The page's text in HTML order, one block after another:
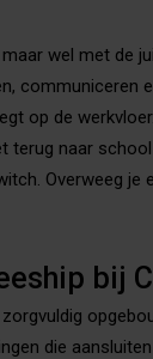
wel met de
communiceren
op de
terug naar
Overweeg je
bij
die